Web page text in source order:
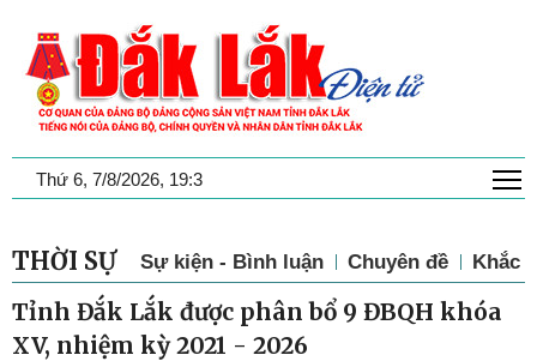
Thứ 6, 7/8/2026, 19:3
THỜI SỰ Sự kiện - Bình luận Chuyên đề Khắc
Tỉnh Đắk Lắk được phân bổ 9 ĐBQH khóa
XV, nhiệm kỳ 2021 - 2026